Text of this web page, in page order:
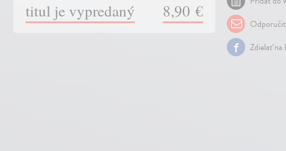
titul je vypredaný 8,90 €
Zdielať na